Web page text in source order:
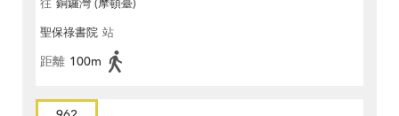
往 銅鑼灣 (摩頓臺)
聖保祿書院 站
距離 100m